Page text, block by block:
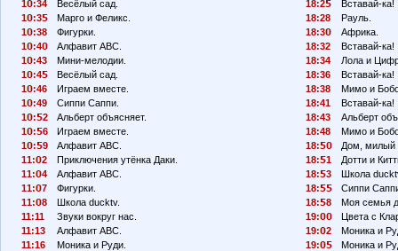
1
:34
Весёлый сад.
1
:3
Марго и Феликс.
1
:38
Фигурки.
1
:4
Алфавит АВС.
1
:43
Мини-мелодии.
1
:4
Весёлый сад.
1
:46
Играем вместе.
1
:49
Сиппи Саппи.
1
: 2
Альберт объясняет.
1
: 6
Играем вместе.
1
: 9
Алфавит АВС.
11:
2
Приключения утёнка Даки.
11:
4
Алфавит АВС.
11:
7
Фигурки.
11:
8
Школа ducktv.
11:11
Звуки вокруг нас.
11:13
Алфавит АВС.
11:16
Моника и Руди.
18:2
Вставай-ка!
18:28
Рауль.
18:3
Африка.
18:32
Вставай-ка!
18:34
Лола и
18:36
Вставай-ка!
18:38
Мимо и
18:41
Вставай-ка!
18:43
Альберт
18:48
Мимо и
18:
Дом, милый
18:
1
Дотти и
18:
3
Школа
18:
Сиппи
18:
8
Моя семья
19:
Цвета с
19:
2
Моника и
19:
Моника и